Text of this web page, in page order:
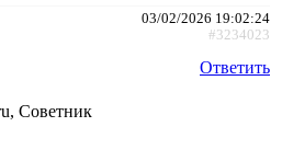
03/02/2026 19:02:24
#3234023
Ответить
Советник